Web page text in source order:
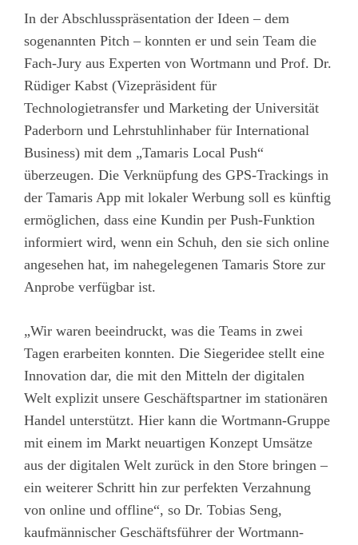
In der Abschlusspräsentation der Ideen – dem
sogenannten Pitch – konnten er und sein Team die
Fach-Jury aus Experten von Wortmann und Prof. Dr.
Rüdiger Kabst (Vizepräsident für
Technologietransfer und Marketing der Universität
Paderborn und Lehrstuhlinhaber für International
Business) mit dem „Tamaris Local Push“
überzeugen. Die Verknüpfung des GPS-Trackings in
der Tamaris App mit lokaler Werbung soll es künftig
ermöglichen, dass eine Kundin per Push-Funktion
informiert wird, wenn ein Schuh, den sie sich online
angesehen hat, im nahegelegenen Tamaris Store zur
Anprobe verfügbar ist.
„Wir waren beeindruckt, was die Teams in zwei
Tagen erarbeiten konnten. Die Siegeridee stellt eine
Innovation dar, die mit den Mitteln der digitalen
Welt explizit unsere Geschäftspartner im stationären
Handel unterstützt. Hier kann die Wortmann-Gruppe
mit einem im Markt neuartigen Konzept Umsätze
aus der digitalen Welt zurück in den Store bringen –
ein weiterer Schritt hin zur perfekten Verzahnung
von online und offline“, so Dr. Tobias Seng,
kaufmännischer Geschäftsführer der Wortmann-